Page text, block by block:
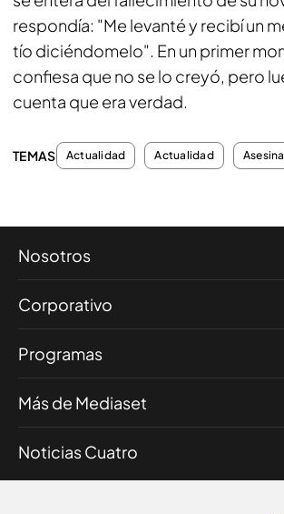
respondía: "Me levanté y recibí un
tío diciéndomelo". En un primer
confiesa que no se lo creyó, pero
cuenta que era verdad.
TEMAS Actualidad Actualidad
Nosotros
Corporativo
Programas
Más de Mediaset
Noticias Cuatro